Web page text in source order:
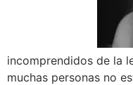
incomprendidos de la
muchas personas no